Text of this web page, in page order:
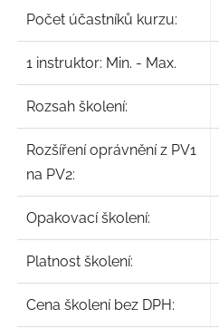
Počet účastníků kurzu:
1 instruktor: Min. - Max.
Rozsah školení:
Rozšíření oprávnění z PV1
na PV2:
Opakovací školení:
Platnost školení:
Cena školení bez DPH: